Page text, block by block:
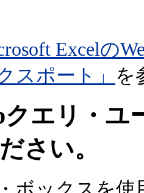
Excelの
スポート」 を
クエリ・ユ
さい。